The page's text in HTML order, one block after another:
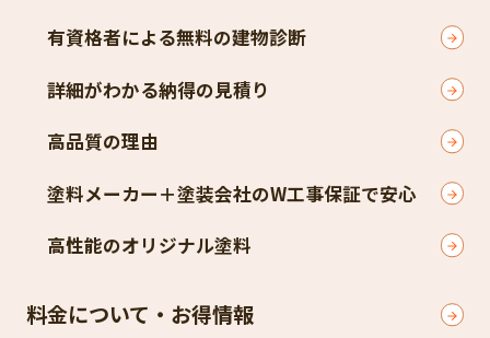
有資格者による無料の建物診断
詳細がわかる納得の見積り
高品質の理由
塗料メーカー＋塗装会社のW工事保証で安心
高性能のオリジナル塗料
料金について・お得情報